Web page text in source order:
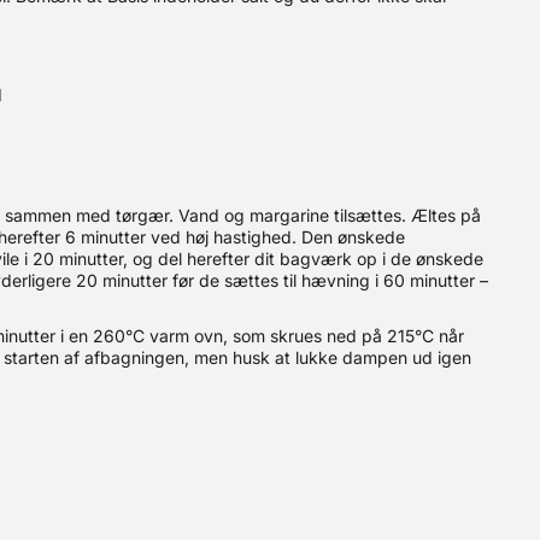
sammen med tørgær. Vand og margarine tilsættes. Æltes på
6 minutter ved høj hastighed. Den ønskede
i 20 minutter, og del herefter dit bagværk op i de ønskede
20 minutter før de sættes til hævning i 60 minutter –
i en 260°C varm ovn, som skrues ned på 215°C når
af afbagningen, men husk at lukke dampen ud igen